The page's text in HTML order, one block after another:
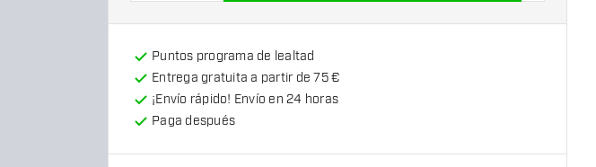
Puntos programa de lealtad
Entrega gratuita a partir de 75 €
¡Envío rápido! Envío en 24 horas
Paga después